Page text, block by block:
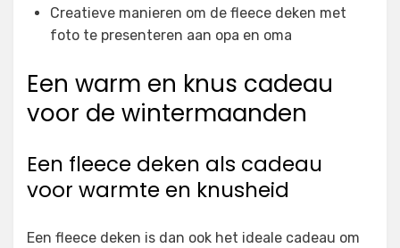
Creatieve manieren om de fleece deken met
foto te presenteren aan opa en oma
Een warm en knus cadeau
voor de wintermaanden
Een fleece deken als cadeau
voor warmte en knusheid
Een fleece deken is dan ook het ideale cadeau om